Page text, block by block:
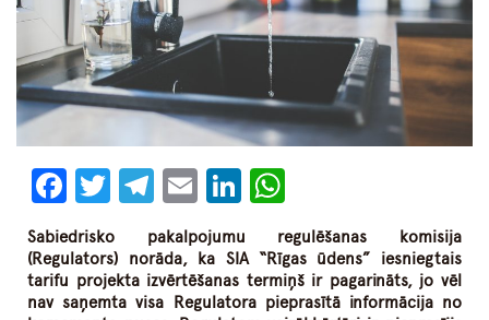
Facebook
Twitter
Telegram
EmailLinkedIn
Sabiedrisko pakalpojumu regulēšanas komisija
(Regulators) norāda, ka SIA “Rīgas ūdens” iesniegtais
tarifu projekta izvērtēšanas termiņš ir pagarināts, jo vēl
nav saņemta visa Regulatora pieprasītā informācija no